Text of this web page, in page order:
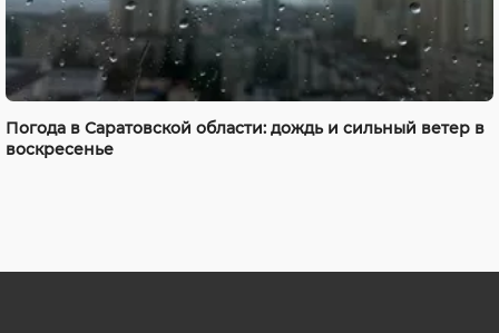
Погода в Саратовской области: дождь и сильный ветер в
воскресенье